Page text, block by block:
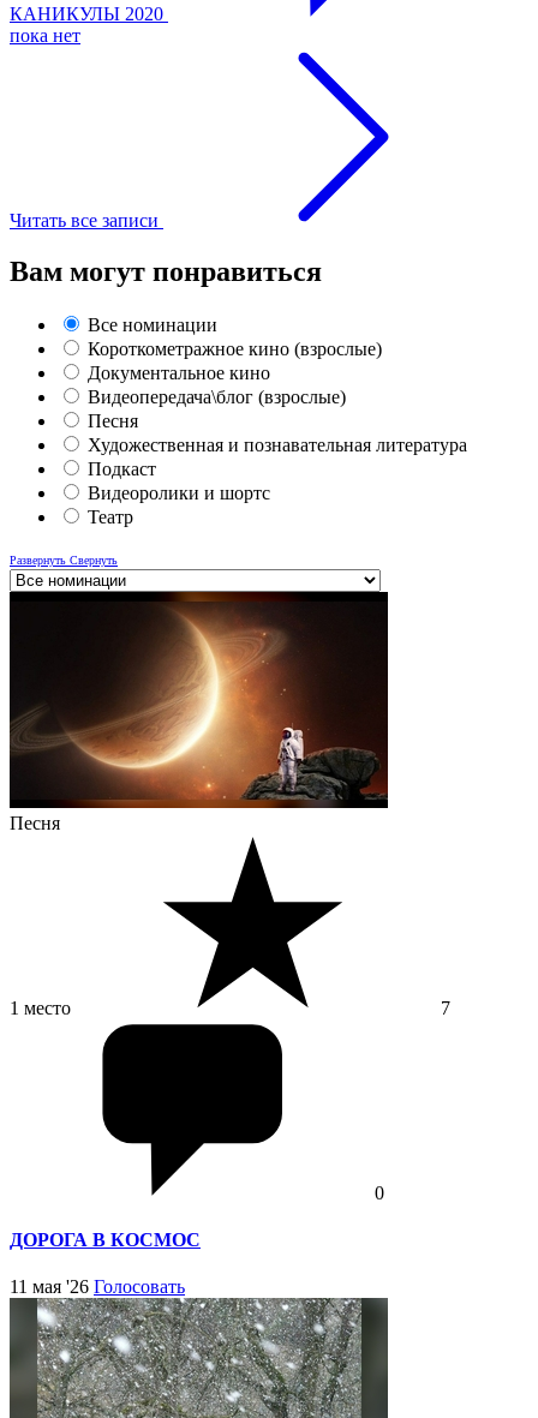
КАНИКУЛЫ 2020
пока нет
Читать все записи
Вам могут понравиться
Все номинации
Короткометражное кино (взрослые)
Документальное кино
Видеопередача\блог (взрослые)
Песня
Художественная и познавательная литература
Подкаст
Видеоролики и шортс
Театр
Развернуть Свернуть
Песня
1 место 7
0
ДОРОГА В КОСМОС
11 мая '26 Голосовать